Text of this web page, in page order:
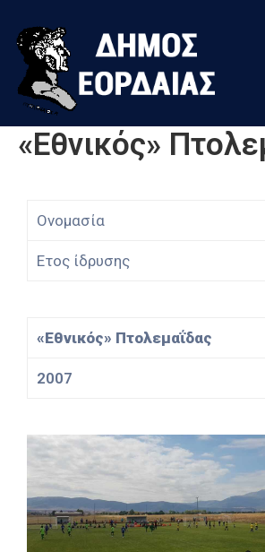
Αρχική
Πτολεμαΐδα
Κοινότητες
«Εθνικός»
Ονομασία
Ετος ίδρυσης
«Εθνικός» Πτολεμαΐδας
2007